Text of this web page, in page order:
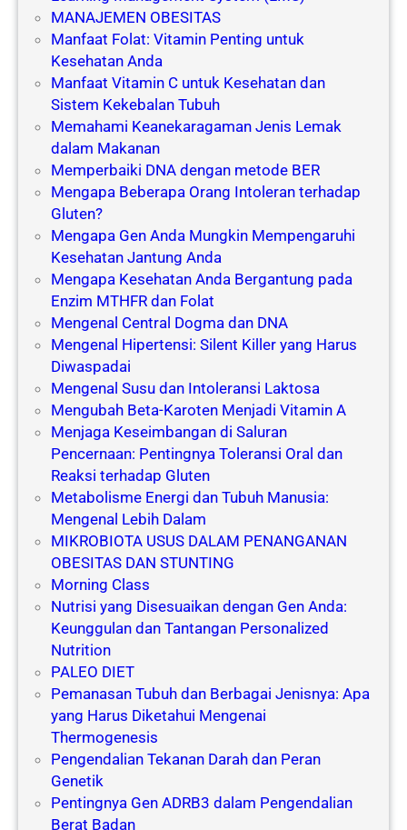
MANAJEMEN OBESITAS
Manfaat Folat: Vitamin Penting untuk
Kesehatan Anda
Manfaat Vitamin C untuk Kesehatan dan
Sistem Kekebalan Tubuh
Memahami Keanekaragaman Jenis Lemak
dalam Makanan
Memperbaiki DNA dengan metode BER
Mengapa Beberapa Orang Intoleran terhadap
Gluten?
Mengapa Gen Anda Mungkin Mempengaruhi
Kesehatan Jantung Anda
Mengapa Kesehatan Anda Bergantung pada
Enzim MTHFR dan Folat
Mengenal Central Dogma dan DNA
Mengenal Hipertensi: Silent Killer yang Harus
Diwaspadai
Mengenal Susu dan Intoleransi Laktosa
Mengubah Beta-Karoten Menjadi Vitamin A
Menjaga Keseimbangan di Saluran
Pencernaan: Pentingnya Toleransi Oral dan
Reaksi terhadap Gluten
Metabolisme Energi dan Tubuh Manusia:
Mengenal Lebih Dalam
MIKROBIOTA USUS DALAM PENANGANAN
OBESITAS DAN STUNTING
Morning Class
Nutrisi yang Disesuaikan dengan Gen Anda:
Keunggulan dan Tantangan Personalized
Nutrition
PALEO DIET
Pemanasan Tubuh dan Berbagai Jenisnya: Apa
yang Harus Diketahui Mengenai
Thermogenesis
Pengendalian Tekanan Darah dan Peran
Genetik
Pentingnya Gen ADRB3 dalam Pengendalian
Berat Badan